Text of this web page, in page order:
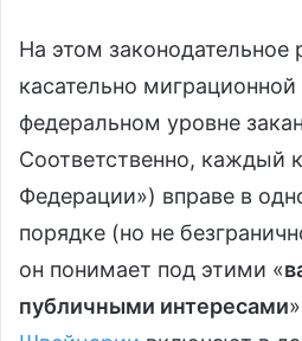
На этом законодательное
касательно
федеральном уровне
Соответственно, каждый
Федерации») вправе в
порядке (но не
он понимает под этими «
публичными интересами